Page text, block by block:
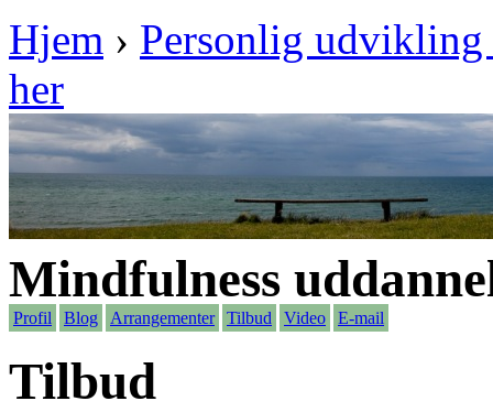
Hjem › Personlig udvikling
her
Mindfulness
Profil Blog Arrangementer Tilbud Video E-mail
Tilbud